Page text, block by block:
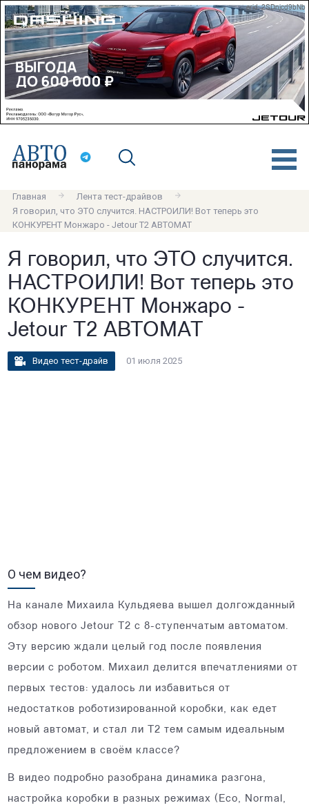
erid: 2SDnjcd9bNb
Главная
Лента тест-драйвов
Я говорил, что ЭТО случится. НАСТРОИЛИ! Вот теперь это
КОНКУРЕНТ Монжаро - Jetour T2 АВТОМАТ
Я говорил, что ЭТО случится.
НАСТРОИЛИ! Вот теперь это
КОНКУРЕНТ Монжаро -
Jetour T2 АВТОМАТ
Видео тест-драйв 01 июля 2025
О чем видео?
На канале Михаила Кульдяева вышел долгожданный
обзор нового Jetour T2 с 8-ступенчатым автоматом.
Эту версию ждали целый год после появления
версии с роботом. Михаил делится впечатлениями от
первых тестов: удалось ли избавиться от
недостатков роботизированной коробки, как едет
новый автомат, и стал ли T2 тем самым идеальным
предложением в своём классе?
В видео подробно разобрана динамика разгона,
настройка коробки в разных режимах (Eco, Normal,